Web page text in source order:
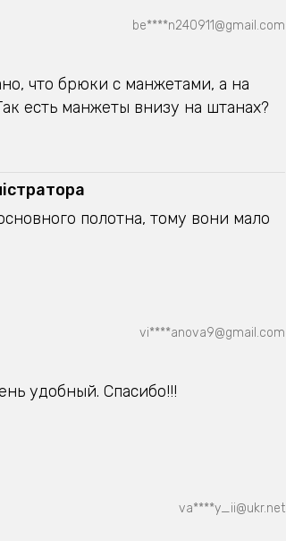
be****n240911@gmail.com
что брюки с манжетами, а на
есть манжеты внизу на штанах?
полотна, тому вони мало
vi****anova9@gmail.com
удобный. Спасибо!!!
va****y_ii@ukr.net